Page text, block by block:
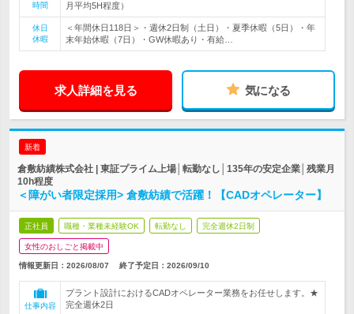
時間
月平均5H程度）
休日
休暇
＜年間休日118日＞・週休2日制（土日）・夏季休暇（5日）・年
末年始休暇（7日）・GW休暇あり・有給…
求人詳細を見る 気になる
新着
倉敷紡績株式会社 | 東証プライム上場│転勤なし│135年の安定企業│残業月
10h程度
＜障がい者限定採用> 倉敷紡績で活躍！【CADオペレーター】
正社員 職種・業種未経験OK 転勤なし 完全週休2日制
女性のおしごと掲載中
情報更新日：2026/08/07 終了予定日： 2026/09/10
仕事内容
プラント設計におけるCADオペレーター業務をお任せします。★
完全週休2日